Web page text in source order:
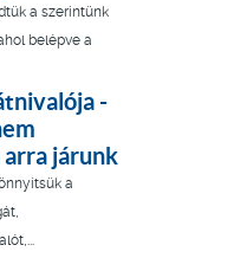
a szerintünk
belépve a
-
arra járunk
a